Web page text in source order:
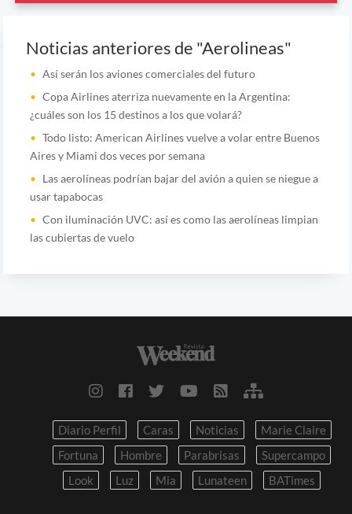
Noticias anteriores de "Aerolineas"
Así serán los aviones comerciales del futuro
Copa Airlines aterriza nuevamente en la Argentina:
¿cuáles son los 15 destinos a los que volará?
Todo listo: American Airlines vuelve a volar entre Buenos
Aires y Miami dos veces por semana
Las aerolíneas podrían bajar del avión a quien se niegue a
usar tapabocas
Con iluminación UVC: así es como las aerolíneas limpian
las cubiertas de vuelo
Diario Perfil Caras Noticias
Marie Claire
Fortuna
Hombre Parabrisas
Supercampo
Look
Luz Mia Lunateen BATimes